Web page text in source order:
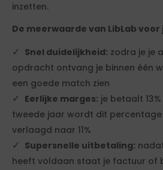
inzetten.
De meerwaarde van LibLab
Snel duidelijkheid: zodra je je
opdracht ontvang je binnen één
een goede match zien
Eerlijke marges: je betaalt
tweede jaar wordt dit
verlaagd naar 11%
Supersnelle uitbetaling:
heeft voldaan staat je factuur of